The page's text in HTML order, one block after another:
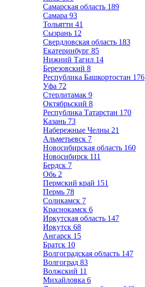
Самарская область 189
Самара 93
Тольятти 41
Сызрань 12
Свердловская область 183
Екатеринбург 85
Нижний Тагил 14
Березовский 8
Республика Башкортостан 176
Уфа 72
Стерлитамак 9
Октябрьский 8
Республика Татарстан 170
Казань 73
Набережные Челны 21
Альметьевск 7
Новосибирская область 160
Новосибирск 111
Бердск 7
Обь 2
Пермский край 151
Пермь 78
Соликамск 7
Краснокамск 6
Иркутская область 147
Иркутск 68
Ангарск 15
Братск 10
Волгоградская область 147
Волгоград 83
Волжский 11
Михайловка 6